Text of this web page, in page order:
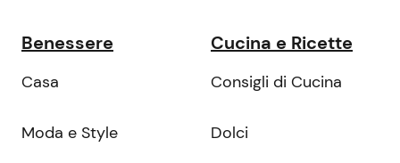
Benessere
Casa
Moda e Style
Cucina e Ricette
Consigli di Cucina
Dolci